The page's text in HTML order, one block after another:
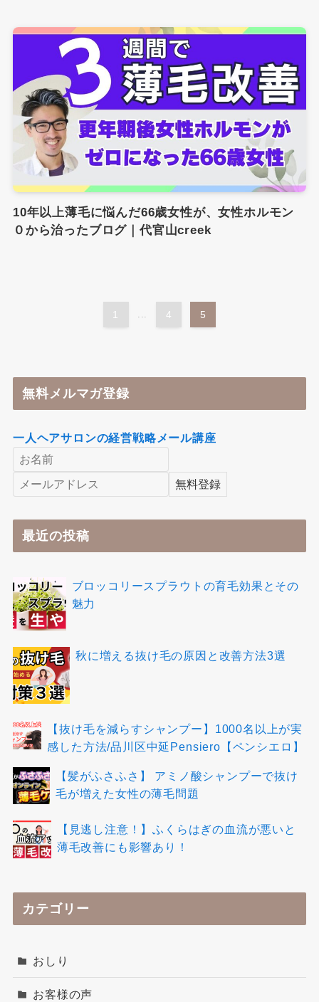
10年以上薄毛に悩んだ66歳女性が、女性ホルモン
０から治ったブログ｜代官山creek
1 4 5
無料メルマガ登録
一人ヘアサロンの経営戦略メール講座
最近の投稿
ブロッコリースプラウトの育毛効果とその
魅力
秋に増える抜け毛の原因と改善方法3選
【抜け毛を減らすシャンプー】1000名以上が実
感した方法/品川区中延Pensiero【ペンシエロ】
【髪がふさふさ】 アミノ酸シャンプーで抜け
毛が増えた女性の薄毛問題
【見逃し注意！】ふくらはぎの血流が悪いと
薄毛改善にも影響あり！
カテゴリー
おしり
お客様の声